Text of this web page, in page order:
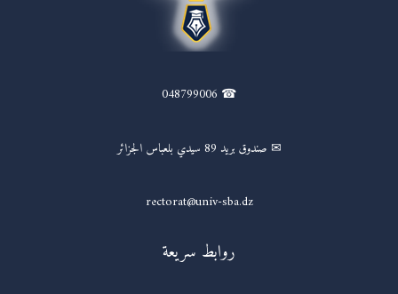
☎ 048799006
✉ صندوق بريد 89 سيدي بلعباس الجزائر
rectorat@univ-sba.dz
روابط سريعة